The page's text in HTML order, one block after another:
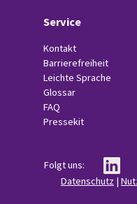
Service
Kontakt
Barrierefreiheit
Leichte Sprache
Glossar
FAQ
Pressekit
Folgt uns:
Datenschutz |